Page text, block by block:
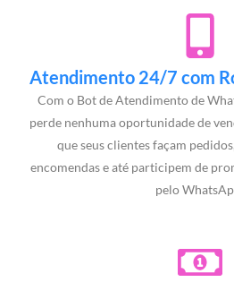
Atendimento 24/7 com
Com o Bot de Atendimento de
perde nenhuma oportunidade de
que seus clientes façam
encomendas e até participem de
pelo